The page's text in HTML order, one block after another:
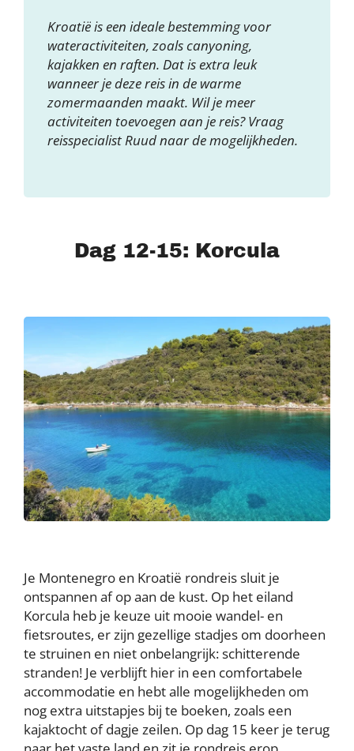
Kroatië is een ideale bestemming voor
wateractiviteiten, zoals canyoning,
kajakken en raften. Dat is extra leuk
wanneer je deze reis in de warme
zomermaanden maakt. Wil je meer
activiteiten toevoegen aan je reis? Vraag
reisspecialist Ruud naar de mogelijkheden.
Dag 12-15: Korcula
Je Montenegro en Kroatië rondreis sluit je
ontspannen af op aan de kust. Op het eiland
Korcula heb je keuze uit mooie wandel- en
fietsroutes, er zijn gezellige stadjes om doorheen
te struinen en niet onbelangrijk: schitterende
stranden! Je verblijft hier in een comfortabele
accommodatie en hebt alle mogelijkheden om
nog extra uitstapjes bij te boeken, zoals een
kajaktocht of dagje zeilen. Op dag 15 keer je terug